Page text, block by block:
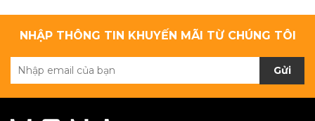
NHẬP THÔNG TIN KHUYẾN MÃI TỪ CHÚNG TÔI
Gửi